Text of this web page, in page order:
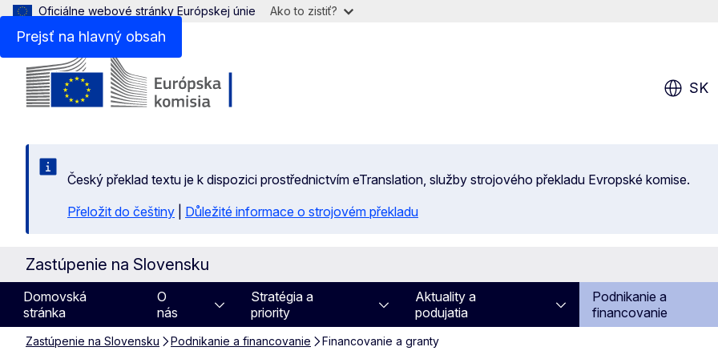
Prejsť na hlavný obsah
Oficiálne webové stránky Európskej únie Ako to zistiť?
SK
Český překlad textu je k dispozici prostřednictvím eTranslation, služby strojového překladu Evropské komise.
Přeložit do češtiny
Důležité informace o strojovém překladu
Zastúpenie na Slovensku
Domovská
stránka
O
nás
Stratégia a
priority
Aktuality a
podujatia
Podnikanie a
financovanie
Zastúpenie na Slovensku Podnikanie a financovanie Financovanie a granty